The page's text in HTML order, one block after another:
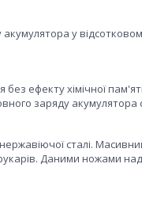
у
без ефекту хімічної
заряду акумулятора
сталі.
Даними ножами